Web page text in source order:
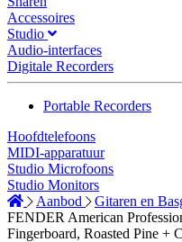
Accessoires
Studio
Audio-interfaces
Digitale Recorders
Portable Recorders
Hoofdtelefoons
MIDI-apparatuur
Studio Microfoons
Studio Monitors
Aanbod
Gitaren en
FENDER American
Fingerboard, Roasted Pine +